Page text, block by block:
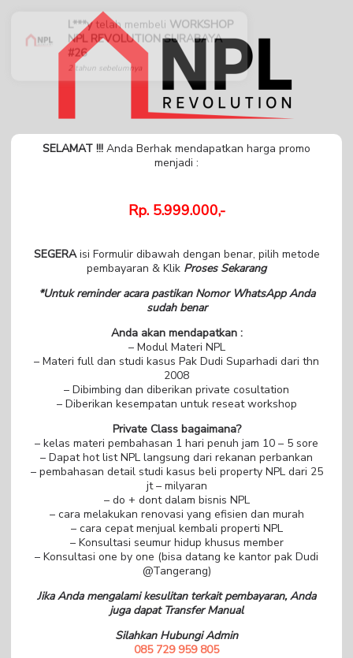
SELAMAT !!! Anda Berhak mendapatkan harga promo
menjadi :
Rp. 5.999.000,-
SEGERAisi Formulir dibawah dengan benar, pilih metode
pembayaran & Klik Proses Sekarang
*Untuk reminder acara pastikan Nomor WhatsApp Anda
sudah benar
Anda akan mendapatkan :
– Modul Materi NPL
– Materi full dan studi kasus Pak Dudi Suparhadi dari thn
2008
– Dibimbing dan diberikan private cosultation
– Diberikan kesempatan untuk reseat workshop
Private Class bagaimana?
– kelas materi pembahasan 1 hari penuh jam 10 – 5 sore
– Dapat hot list NPL langsung dari rekanan perbankan
– pembahasan detail studi kasus beli property NPL dari 25
jt – milyaran
– do + dont dalam bisnis NPL
– cara melakukan renovasi yang efisien dan murah
– cara cepat menjual kembali properti NPL
– Konsultasi seumur hidup khusus member
– Konsultasi one by one (bisa datang ke kantor pak Dudi
@Tangerang)
Jika Anda mengalami kesulitan terkait pembayaran, Anda
juga dapat Transfer Manual
Silahkan Hubungi Admin
085 729 959 805
L***ytelah membeli WORKSHOP
NPL REVOLUTION SURABAYA
#26
2 tahun sebelumnya